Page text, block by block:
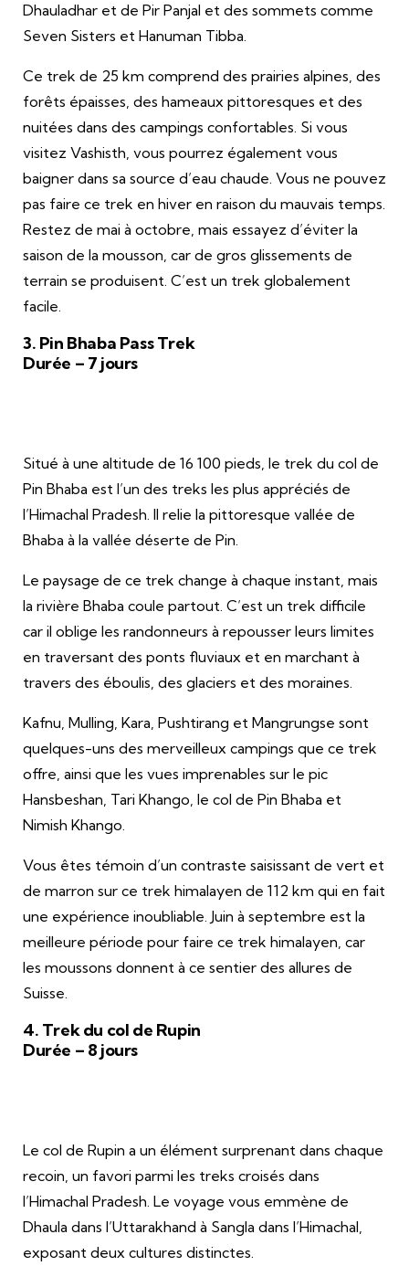
Dhauladhar et de Pir Panjal et des sommets comme
Seven Sisters et Hanuman Tibba.
Ce trek de 25 km comprend des prairies alpines, des
forêts épaisses, des hameaux pittoresques et des
nuitées dans des campings confortables. Si vous
visitez Vashisth, vous pourrez également vous
baigner dans sa source d’eau chaude. Vous ne pouvez
pas faire ce trek en hiver en raison du mauvais temps.
Restez de mai à octobre, mais essayez d’éviter la
saison de la mousson, car de gros glissements de
terrain se produisent. C’est un trek globalement
facile.
3. Pin Bhaba Pass Trek
Durée – 7 jours
Situé à une altitude de 16 100 pieds, le trek du col de
Pin Bhaba est l’un des treks les plus appréciés de
l’Himachal Pradesh. Il relie la pittoresque vallée de
Bhaba à la vallée déserte de Pin.
Le paysage de ce trek change à chaque instant, mais
la rivière Bhaba coule partout. C’est un trek difficile
car il oblige les randonneurs à repousser leurs limites
en traversant des ponts fluviaux et en marchant à
travers des éboulis, des glaciers et des moraines.
Kafnu, Mulling, Kara, Pushtirang et Mangrungse sont
quelques-uns des merveilleux campings que ce trek
offre, ainsi que les vues imprenables sur le pic
Hansbeshan, Tari Khango, le col de Pin Bhaba et
Nimish Khango.
Vous êtes témoin d’un contraste saisissant de vert et
de marron sur ce trek himalayen de 112 km qui en fait
une expérience inoubliable. Juin à septembre est la
meilleure période pour faire ce trek himalayen, car
les moussons donnent à ce sentier des allures de
Suisse.
4. Trek du col de Rupin
Durée – 8 jours
Le col de Rupin a un élément surprenant dans chaque
recoin, un favori parmi les treks croisés dans
l’Himachal Pradesh. Le voyage vous emmène de
Dhaula dans l’Uttarakhand à Sangla dans l’Himachal,
exposant deux cultures distinctes.